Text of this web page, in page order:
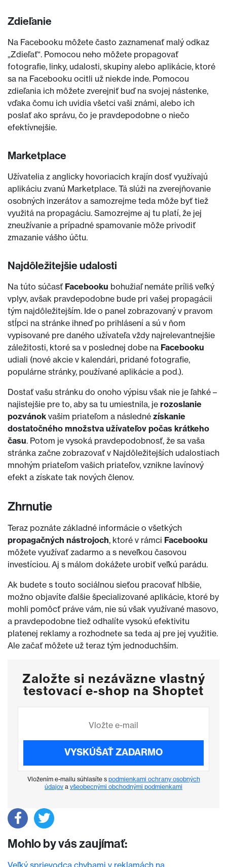
Zdieľanie
Na Facebooku môžete často zaznamenať malý odkaz
„Zdieľať“. Pomocou neho môžete propagovať
fotografie, linky, udalosti, skupiny alebo aplikácie, ktoré
sa na Facebooku ocitli už niekde inde. Pomocou
zdieľania ich môžete zverejniť buď na svojej nástenke,
vďaka čomu ich uvidia všetci vaši známi, alebo ich
poslať ako správu, čo je pravdepodobne o niečo
efektívnejšie.
Marketplace
Užívatelia z anglicky hovoriacich krajín dosť využívajú
aplikáciu zvanú Marketplace. Tá slúži na zverejňovanie
osobných inzerátov a samozrejme teda môže byť tiež
využitá na propagáciu. Samozrejme aj tu platí, že jej
zneužívanie a prípadné spamovanie môže privodiť
zmazanie vášho účtu.
Najdôležitejšie udalosti
Na túto súčasť Facebooku bohužiaľ nemáte príliš veľký
vplyv, avšak pravdepodobne bude pri vašej propagácii
tým najdôležitejším. Ide o panel zobrazovaný v pravom
stĺpci na stránke ihneď po prihlásení a sú v ňom
vypisované pre daného užívateľa vždy najrelevantnejšie
záležitosti, ktoré sa v poslednej dobe na Facebooku
udiali (nové akcie v kalendári, pridané fotografie,
populárne stránky, používané aplikácie a pod.).
Dostať vašu stránku do onoho výpisu však nie je ľahké –
najistejšie pre to, aby sa tu umiestnila, je rozoslanie
pozvánok vašim priateľom a následné získanie
dostatočného množstva užívateľov počas krátkeho
času. Potom je vysoká pravdepodobnosť, že sa vaša
stránka začne zobrazovať v Najdôležitejších udalostiach
mnohým priateľom vašich priateľov, vznikne lavínový
efekt a získate tak nových členov.
Zhrnutie
Teraz poznáte základné informácie o všetkých
propagačných nástrojoch, ktoré v rámci Facebooku
môžete využívať zadarmo a s neveľkou časovou
investíciou. Aj s málom dokážete urobiť veľkú parádu.
Ak budete s touto sociálnou sieťou pracovať hlbšie,
možno objavíte ďalšie špecializované aplikácie, ktoré by
mohli pomôcť práve vám, nie sú však využívané masovo,
a pravdepodobne tiež odhalíte vysokú efektivitu
platenej reklamy a rozhodnete sa teda aj pre jej využitie.
Ale začať môžete už teraz tým jednoduchším.
Založte si nezáväzne vlastný
testovací e-shop na Shoptet
VYSKÚŠAŤ ZADARMO
Vložením e-mailu súhlasíte s podmienkami ochrany osobných
údajov a všeobecnými obchodnými podmienkami
Mohlo by vás zaujímať:
Veľký sprievodca chybami v reklamách na